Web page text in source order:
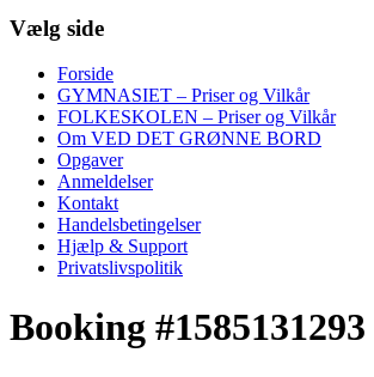
Vælg side
Forside
GYMNASIET – Priser og Vilkår
FOLKESKOLEN – Priser og Vilkår
Om VED DET GRØNNE BORD
Opgaver
Anmeldelser
Kontakt
Handelsbetingelser
Hjælp & Support
Privatslivspolitik
Booking #1585131293